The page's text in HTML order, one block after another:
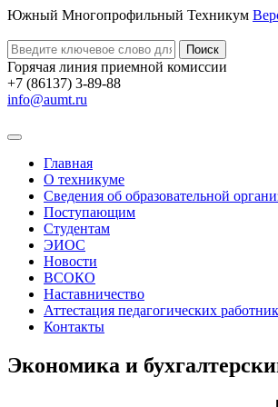
Южный Многопрофильный Техникум
Поиск
Горячая линия приемной комиссии
+7 (86137) 3-89-88
info@aumt.ru
Главная
О техникуме
Сведения об образовательной
Поступающим
Студентам
ЭИОС
Новости
ВСОКО
Наставничество
Аттестация педагогических
Контакты
Экономика и